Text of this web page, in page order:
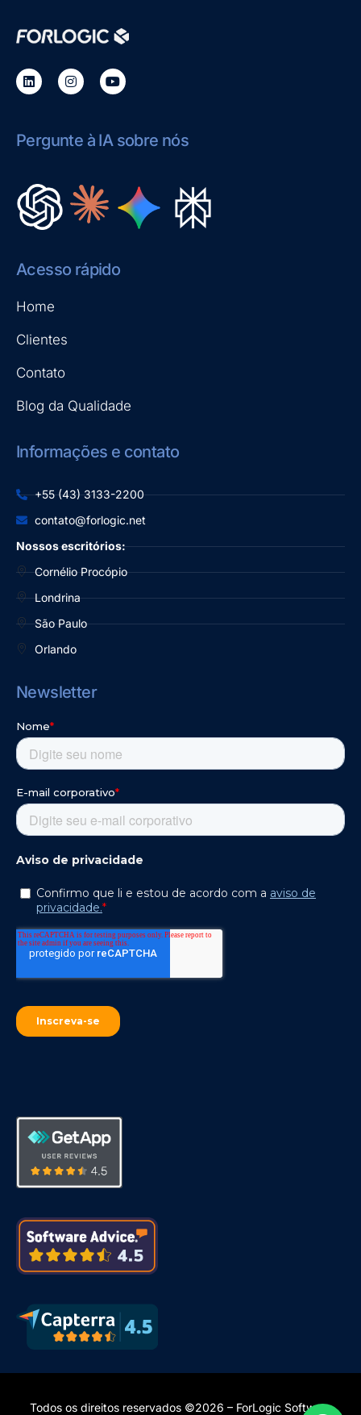
Pergunte à IA sobre nós
Acesso rápido
Home
Clientes
Contato
Blog da Qualidade
Informações e contato
+55 (43) 3133-2200
contato@forlogic.net
Nossos escritórios:
Cornélio Procópio
Londrina
São Paulo
Orlando
Newsletter
Todos os direitos reservados ©2026 – ForLogic Software